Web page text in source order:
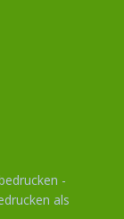
-
als